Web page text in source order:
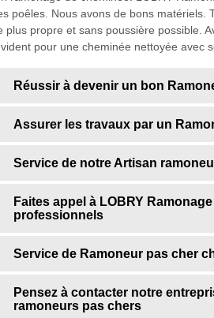
poêles. Nous avons de bons matériels.
plus propre et sans poussière possible.
pour une cheminée nettoyée avec
Réussir à devenir un bon
Assurer les travaux par un
Service de notre Artisan
Faites appel à LOBRY
professionnels
Service de Ramoneur pas cher
Pensez à contacter notre
ramoneurs pas chers